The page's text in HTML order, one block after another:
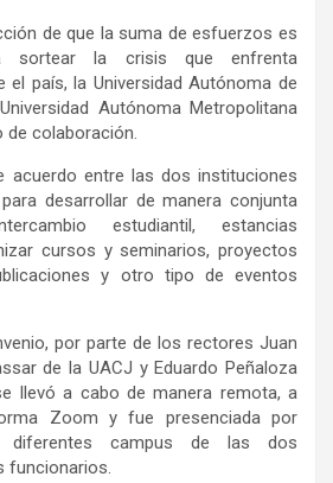
de que la suma de esfuerzos es
sortear la crisis que enfrenta
el país, la Universidad Autónoma de
Autónoma Metropolitana
de colaboración.
acuerdo entre las dos instituciones
desarrollar de manera conjunta
estudiantil, estancias
cursos y seminarios, proyectos
y otro tipo de eventos
por parte de los rectores Juan
de la UACJ y Eduardo Peñaloza
llevó a cabo de manera remota, a
Zoom y fue presenciada por
campus de las dos
funcionarios.